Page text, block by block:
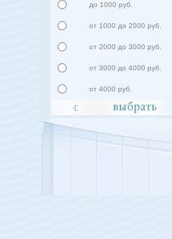
до 1000 руб.
от 1000 до 2000 руб.
от 2000 до 3000 руб.
от 3000 до 4000 руб.
от 4000 руб.